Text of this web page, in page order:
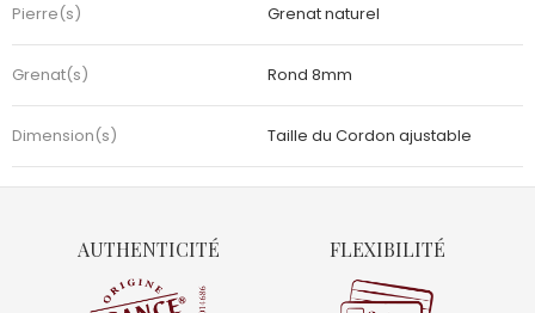
Pierre(s) Grenat naturel
Grenat(s) Rond 8mm
Dimension(s) Taille du Cordon ajustable
AUTHENTICITÉ FLEXIBILITÉ